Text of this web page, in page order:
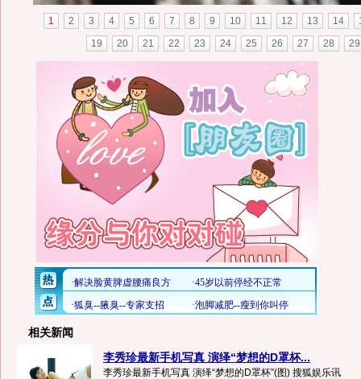
1 2 3 4 5 6 7 8 9 10 11 12 13 14
19
20 21 22 23 24 25 26 27 28 29
相关新闻
李秀珍最新手机写真 演绎“梦想的D罩杯...
李秀珍最新手机写真 演绎“梦想的D罩杯”(图) 搜狐娱乐讯